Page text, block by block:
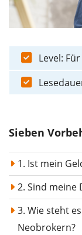
Level:
Sieben
1. Ist mein
2. Sind meine
3. Wie steht
Neobrokern?